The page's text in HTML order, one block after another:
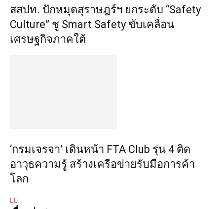
สสปท. ปักหมุดสุราษฎร์ฯ ยกระดับ “Safety
Culture” ชู Smart Safety ขับเคลื่อน
เศรษฐกิจภาคใต้
‘กรมเจรจา’ เดินหน้า FTA Club รุ่น 4 ติด
อาวุธความรู้ สร้างเครือข่ายรับมือการค้า
โลก